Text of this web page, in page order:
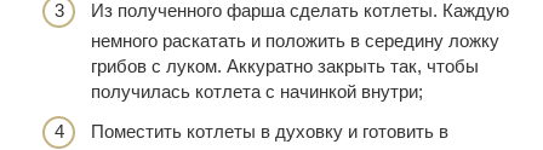
Из полученного фарша сделать котлеты. Каждую
немного раскатать и положить в середину ложку
грибов с луком. Аккуратно закрыть так, чтобы
получилась котлета с начинкой внутри;
Поместить котлеты в духовку и готовить в